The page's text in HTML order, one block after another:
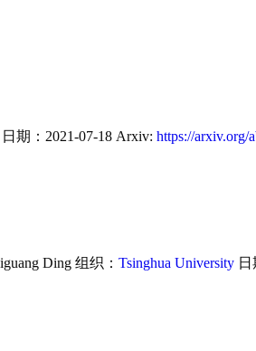
日期：2021-07-18 Arxiv: https://arxiv.org/
Ding 组织： Tsinghua University